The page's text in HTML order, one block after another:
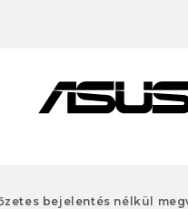
bejelentés nélkül